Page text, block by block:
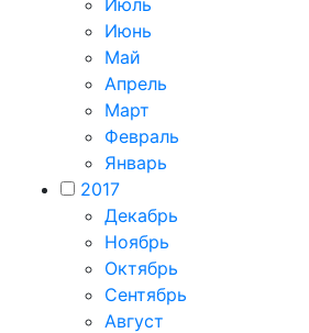
Июль
Июнь
Май
Апрель
Март
Февраль
Январь
2017
Декабрь
Ноябрь
Октябрь
Сентябрь
Август